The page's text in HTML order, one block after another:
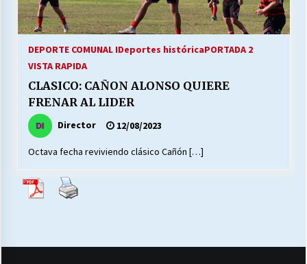
LABORAL:
13/07/2026
Escuela hospitalaria El Carmen de Maipu.
¿Qué habrían dicho?
23/06/2026
DEPORTE COMUNAL IDeportes históricaPORTADA 2
VISTA RAPIDA
CLASICO: CAÑON ALONSO QUIERE
FRENAR AL LIDER
Director 12/08/2023
Octava fecha reviviendo clásico Cañón […]